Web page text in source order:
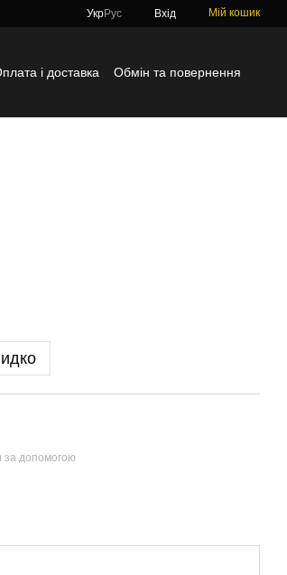
УкрРус Вхід Мій кошик
і доставка
Обмін та повернення
за допомогою